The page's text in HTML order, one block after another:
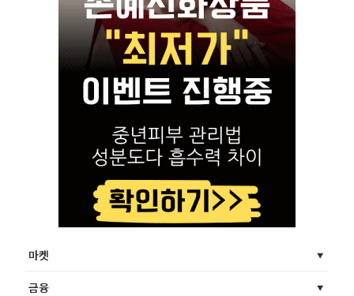
마켓
금융